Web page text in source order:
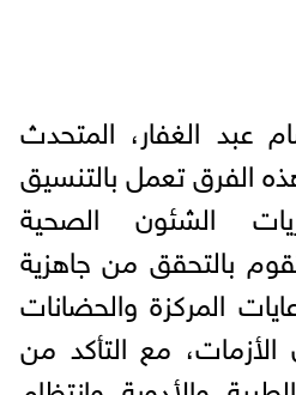
عبد الغفار، المتحدث
الفرق تعمل بالتنسيق
الشئون الصحية
بالتحقق من جاهزية
المركزة والحضانات
مع التأكد من